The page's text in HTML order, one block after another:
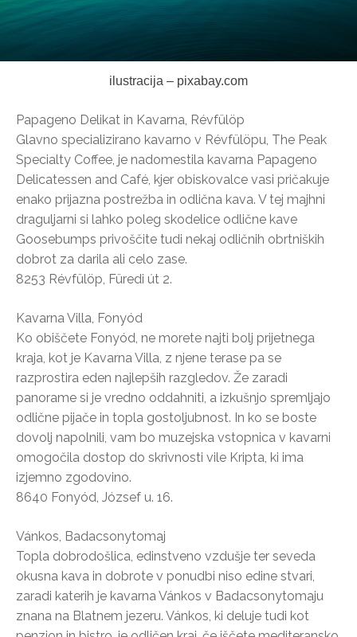
ilustracija – pixabay.com
Papageno Delikat in Kavarna, Révfülöp
Glavno specializirano kavarno v Révfülöpu, The Peak
Specialty Coffee, je nadomestila kavarna Papageno
Delicatessen and Café, kjer obiskovalce vasi pričakuje
enako prijazna postrežba in odlična kava. V tej majhni
draguljarni si lahko poleg skodelice odlične kave
Goosebumps privoščite tudi nekaj odličnih obrtniških
dobrot za darila ali celo zase.
8253 Révfülöp, Füredi út 2.
Kavarna Villa, Fonyód
Ko obiščete Fonyód, ne morete najti bolj prijetnega
kraja, kot je Kavarna Villa, z njene terase pa se
razprostira eden najlepših razgledov. Že zaradi
panorame si je vredno oddahniti, a izkušnjo spremljajo
odlične pijače in topla gostoljubnost. In ko se boste
dovolj napolnili, vam bo muzejska vstopnica v kavarni
omogočila dostop do skrivnosti vile Kripta, ki ima
izjemno zgodovino.
8640 Fonyód, József u. 16.
Vánkos, Badacsonytomaj
Topla dobrodošlica, edinstveno vzdušje ter seveda
okusna kava in dobrote v ponudbi niso edine stvari,
zaradi katerih je kavarna Vánkos v Badacsonytomaju
znana na Blatnem jezeru. Vánkos, ki deluje tudi kot